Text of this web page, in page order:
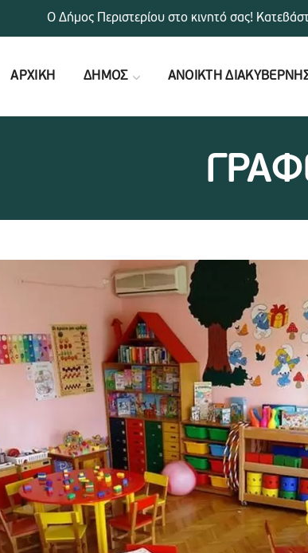
ΑΡΧΙΚΗ ΔΗΜΟΣ ΑΝΟΙΚΤΗ
Ο Δήμος Περιστερίου στο κινητό σας!